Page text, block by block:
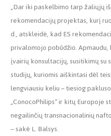
„Dar iki paskelbimo tarp žaliųjų
rekomendacijų projektas, kurį
d., atskleidė, kad ES
privalomojo pobūdžio.
įvairių konsultacijų, susitikimų su
studijų, kuriomis aiškintasi dėl
lengviausiu keliu – tiesiog pakluso
„ConocoPhilips“ ir kitų Europoje
negailinčių transnacionalinių
– sakė L. Balsys.